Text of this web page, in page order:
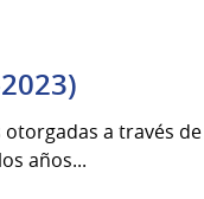
a través de
años...